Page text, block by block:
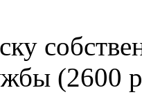
(2600